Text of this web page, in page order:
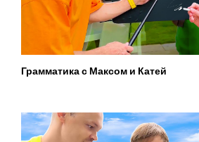
Грамматика с Максом и Катей